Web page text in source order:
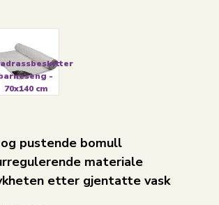
pustende bomull
materiale
etter gjentatte vask
-
70x140 cm